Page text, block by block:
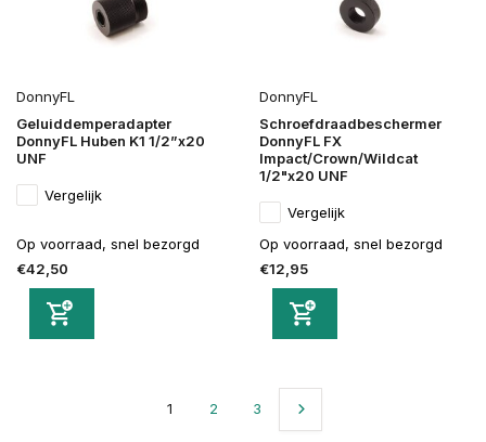
DonnyFL
Geluiddemperadapter
DonnyFL Huben K1 1/2”x20
UNF
Vergelijk
Op voorraad, snel bezorgd
€42,50
DonnyFL
Schroefdraadbeschermer
DonnyFL FX
Impact/Crown/Wildcat
1/2"x20 UNF
Vergelijk
Op voorraad, snel bezorgd
€12,95
1 2 3